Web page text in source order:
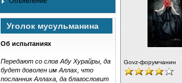
Уголок мусульманина
Об испытаниях
Передают со слов Абу Хурайры, да
будет доволен им Аллах, что
посланник Аллаха, да благословит
Govz-форумчанин